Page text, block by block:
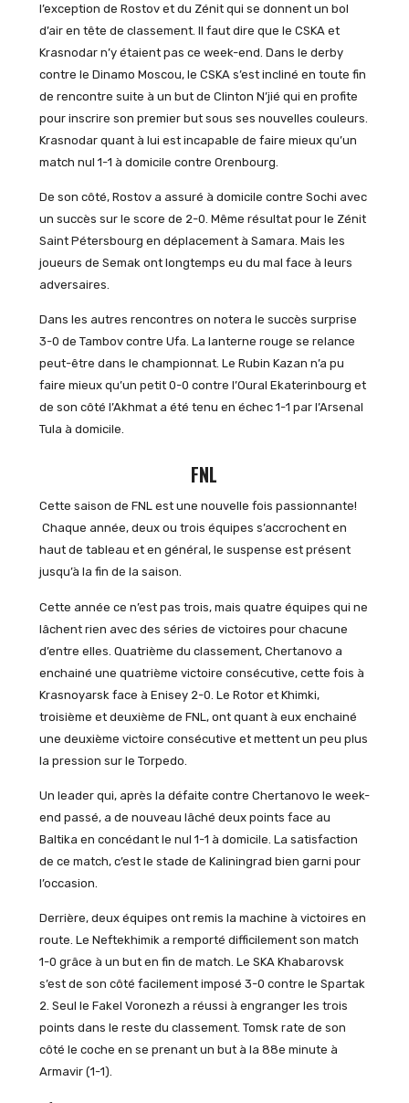
l’exception de Rostov et du Zénit qui se donnent un bol
d’air en tête de classement. Il faut dire que le CSKA et
Krasnodar n’y étaient pas ce week-end. Dans le derby
contre le Dinamo Moscou, le CSKA s’est incliné en toute fin
de rencontre suite à un but de Clinton N’jié qui en profite
pour inscrire son premier but sous ses nouvelles couleurs.
Krasnodar quant à lui est incapable de faire mieux qu’un
match nul 1-1 à domicile contre Orenbourg.
De son côté, Rostov a assuré à domicile contre Sochi avec
un succès sur le score de 2-0. Même résultat pour le Zénit
Saint Pétersbourg en déplacement à Samara. Mais les
joueurs de Semak ont longtemps eu du mal face à leurs
adversaires.
Dans les autres rencontres on notera le succès surprise
3-0 de Tambov contre Ufa. La lanterne rouge se relance
peut-être dans le championnat. Le Rubin Kazan n’a pu
faire mieux qu’un petit 0-0 contre l’Oural Ekaterinbourg et
de son côté l’Akhmat a été tenu en échec 1-1 par l’Arsenal
Tula à domicile.
FNL
Cette saison de FNL est une nouvelle fois passionnante!
Chaque année, deux ou trois équipes s’accrochent en
haut de tableau et en général, le suspense est présent
jusqu’à la fin de la saison.
Cette année ce n’est pas trois, mais quatre équipes qui ne
lâchent rien avec des séries de victoires pour chacune
d’entre elles. Quatrième du classement, Chertanovo a
enchainé une quatrième victoire consécutive, cette fois à
Krasnoyarsk face à Enisey 2-0. Le Rotor et Khimki,
troisième et deuxième de FNL, ont quant à eux enchainé
une deuxième victoire consécutive et mettent un peu plus
la pression sur le Torpedo.
Un leader qui, après la défaite contre Chertanovo le week-
end passé, a de nouveau lâché deux points face au
Baltika en concédant le nul 1-1 à domicile. La satisfaction
de ce match, c’est le stade de Kaliningrad bien garni pour
l’occasion.
Derrière, deux équipes ont remis la machine à victoires en
route. Le Neftekhimik a remporté difficilement son match
1-0 grâce à un but en fin de match. Le SKA Khabarovsk
s’est de son côté facilement imposé 3-0 contre le Spartak
2. Seul le Fakel Voronezh a réussi à engranger les trois
points dans le reste du classement. Tomsk rate de son
côté le coche en se prenant un but à la 88e minute à
Armavir (1-1).